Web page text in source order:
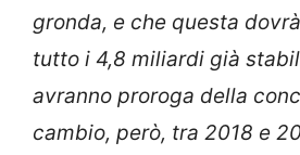
gronda, e che questa
tutto i 4,8 miliardi già
avranno proroga della
cambio, però, tra 2018 e